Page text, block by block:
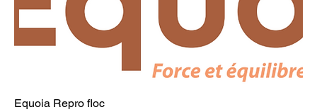
Equoia Repro floc